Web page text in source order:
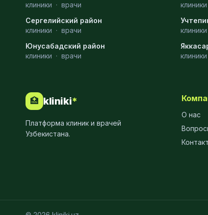
МРТ
Проктология
Пульмонология
Анестезиология
Наркология
клиники · врачи
клиники
Сергелийский район
клиники · врачи
клиники
Юнусабадский район
клиники · врачи
клиники
🏥 kliniki*
Платформа клиник и врачей
Узбекистана.
О нас